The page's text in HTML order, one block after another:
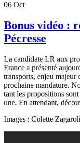
06 Oct
Bonus vidéo :
Pécresse
La candidate LR aux
France a présenté
transports, enjeu majeur
prochaine mandature.
tant les propositions sont
une. En attendant,
Images : Colette Zagaroli